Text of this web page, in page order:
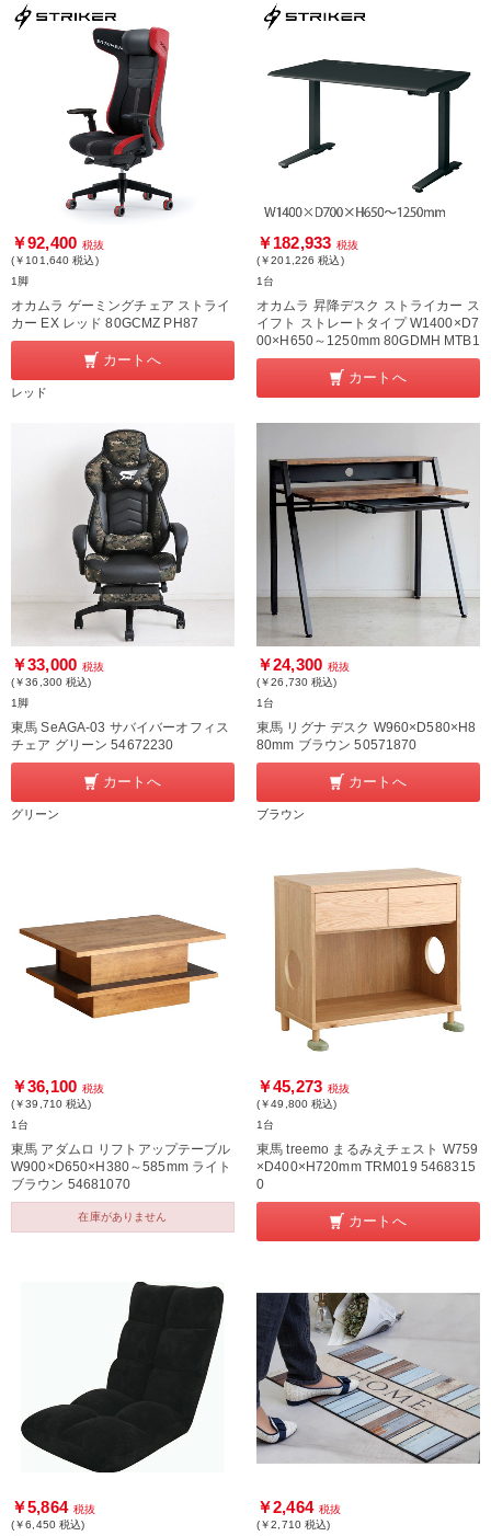
￥92,400 税抜
(￥101,640 税込)
1脚
オカムラ ゲーミングチェア ストライ
カー EX レッド 80GCMZ PH87
カートへ
レッド
￥182,933 税抜
(￥201,226 税込)
1台
オカムラ 昇降デスク ストライカー ス
イフト ストレートタイプ W1400×D7
00×H650～1250mm 80GDMH MTB1
カートへ
￥33,000 税抜
(￥36,300 税込)
1脚
東馬 SeAGA-03 サバイバーオフィス
チェア グリーン 54672230
カートへ
グリーン
￥24,300 税抜
(￥26,730 税込)
1台
東馬 リグナ デスク W960×D580×H8
80mm ブラウン 50571870
カートへ
ブラウン
￥36,100 税抜
(￥39,710 税込)
1台
東馬 アダムロ リフトアップテーブル
W900×D650×H380～585mm ライト
ブラウン 54681070
在庫がありません
￥45,273 税抜
(￥49,800 税込)
1台
東馬 treemo まるみえチェスト W759
×D400×H720mm TRM019 5468315
0
カートへ
￥5,864 税抜
(￥6,450 税込)
￥2,464 税抜
(￥2,710 税込)